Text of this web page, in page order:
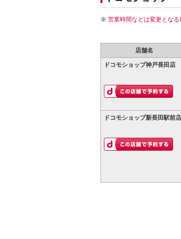
営業時間などは変更とな
店舗名
ドコモショップ神戸長田店
ドコモショップ新長田駅前店